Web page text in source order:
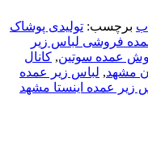
برچسب: تولیدی پوشاک
فروشی لباس زير
عمده سوتین, کانال
مشهد, لباس زير عمده
زير عمده اينستا مشهد